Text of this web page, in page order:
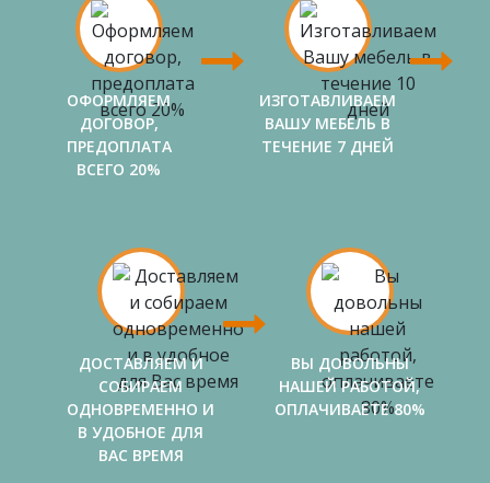
ОФОРМЛЯЕМ
ДОГОВОР,
ПРЕДОПЛАТА
ВСЕГО 20%
ИЗГОТАВЛИВАЕМ
ВАШУ МЕБЕЛЬ В
ТЕЧЕНИЕ 7 ДНЕЙ
ДОСТАВЛЯЕМ И
СОБИРАЕМ
ОДНОВРЕМЕННО И
В УДОБНОЕ ДЛЯ
ВАС ВРЕМЯ
ВЫ ДОВОЛЬНЫ
НАШЕЙ РАБОТОЙ,
ОПЛАЧИВАЕТЕ 80%